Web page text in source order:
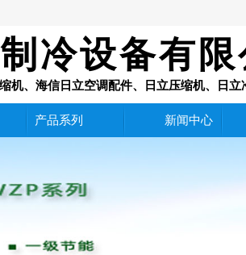
机、海信日立空调配件、日立压缩机、日立
冷设备有限
产品系列 新闻中心